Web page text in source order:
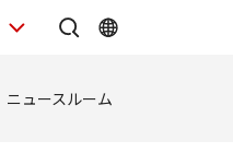
ニュースルーム